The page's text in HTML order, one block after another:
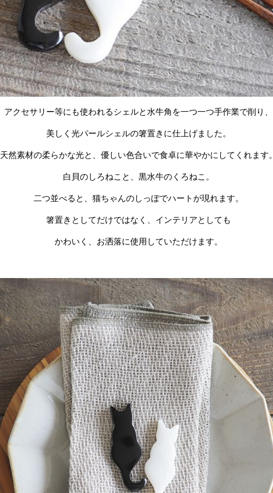
アクセサリー等にも使われるシェルと水牛角を一つ一つ手作業で削り、
美しく光パールシェルの箸置き に仕上げました。
天然素材の柔らかな光と、優しい色合いで食卓に華やかにしてくれます
白貝のしろねこと、黒水牛のくろねこ。
二つ並べると、猫ちゃんのしっぽでハートが現れます。
箸置きとしてだけではなく、インテリアとしても
かわいく、お洒落に使用していただけます。